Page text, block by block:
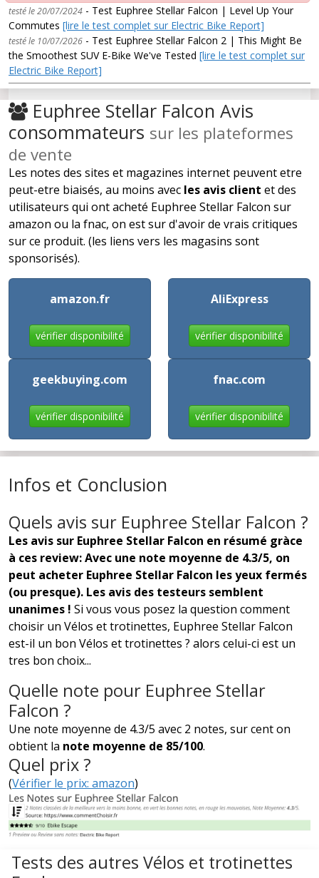
testé le 20/07/2024 - Test Euphree Stellar Falcon | Level Up Your
Commutes [lire le test complet sur Electric Bike Report]
testé le 10/07/2026 - Test Euphree Stellar Falcon 2 | This Might Be
the Smoothest SUV E-Bike We've Tested [lire le test complet sur
Electric Bike Report]
Euphree Stellar Falcon Avis
consommateurs sur les plateformes
de vente
Les notes des sites et magazines internet peuvent etre
peut-etre biaisés, au moins avec les avis client et des
utilisateurs qui ont acheté Euphree Stellar Falcon sur
amazon ou la fnac, on est sur d'avoir de vrais critiques
sur ce produit. (les liens vers les magasins sont
sponsorisés).
amazon.fr
vérifier disponibilité
AliExpress
vérifier disponibilité
geekbuying.com
vérifier disponibilité
fnac.com
vérifier disponibilité
Infos et Conclusion
Quels avis sur Euphree Stellar Falcon ?
Les avis sur Euphree Stellar Falcon en résumé gràce
à ces review: Avec une note moyenne de 4.3/5, on
peut acheter Euphree Stellar Falcon les yeux fermés
(ou presque). Les avis des testeurs semblent
unanimes ! Si vous vous posez la question comment
choisir un Vélos et trotinettes, Euphree Stellar Falcon
est-il un bon Vélos et trotinettes ? alors celui-ci est un
tres bon choix...
Quelle note pour Euphree Stellar
Falcon ?
Une note moyenne de 4.3/5 avec 2 notes, sur cent on
obtient la note moyenne de 85/100.
Quel prix ?
(Vérifier le prix: amazon)
Tests des autres Vélos et trotinettes